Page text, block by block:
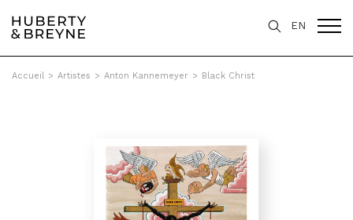
EN
Accueil > Artistes > Anton Kannemeyer > Black Christ